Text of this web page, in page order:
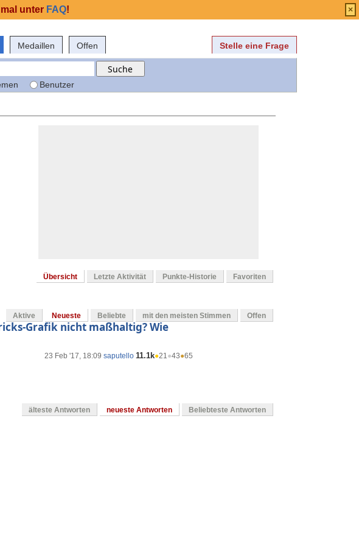
Medaillen Offen Stelle eine Frage
Benutzer
Übersicht Letzte Aktivität Punkte-Historie Favoriten
Aktive Neueste Beliebte mit den meisten Stimmen Offen
Grafik nicht maßhaltig? Wie
23 Feb '17, 18:09 saputello 11.1k●21●43●65
älteste Antworten neueste Antworten Beliebteste Antworten
unter FAQ! ×